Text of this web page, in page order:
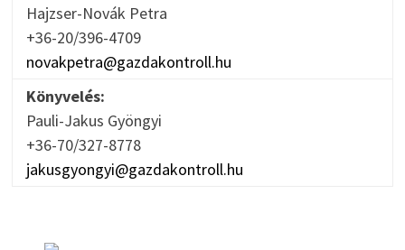
Hajzser-Novák Petra
+36-20/396-4709
novakpetra@gazdakontroll.hu
Könyvelés:
Pauli-Jakus Gyöngyi
+36-70/327-8778
jakusgyongyi@gazdakontroll.hu